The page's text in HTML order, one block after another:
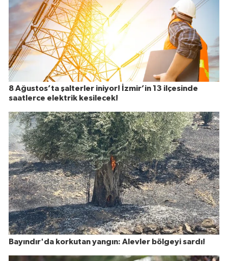
8 Ağustos’ta şalterler iniyor! İzmir’in 13 ilçesinde
saatlerce elektrik kesilecek!
Bayındır'da korkutan yangın: Alevler bölgeyi sardı!